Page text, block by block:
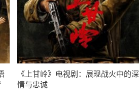
《上甘岭》电视剧：展现战火中的深
情与忠诚